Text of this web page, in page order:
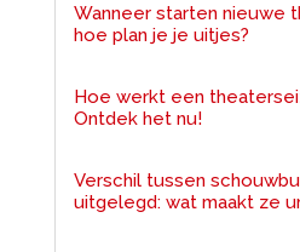
Wanneer starten nieuwe
hoe plan je je uitjes?
Hoe werkt een
Ontdek het nu!
Verschil tussen
uitgelegd: wat maakt ze